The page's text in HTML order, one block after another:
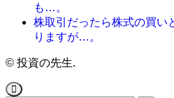
も…。
株取引だったら株式の買い
りますが…。
© 投資の先生.